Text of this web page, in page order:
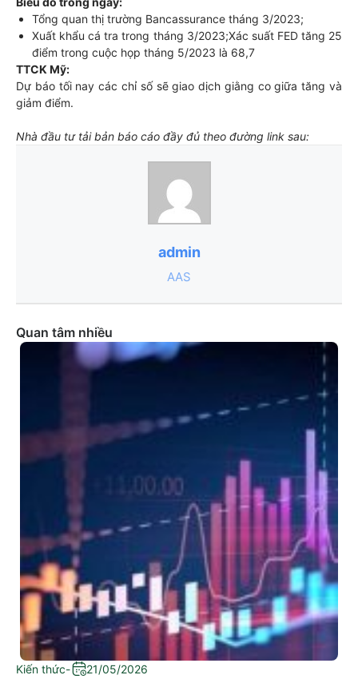
Tổng quan thị trường Bancassurance tháng 3/2023;
Xuất khẩu cá tra trong tháng 3/2023;Xác suất FED tăng 25
điểm trong cuộc họp tháng 5/2023 là 68,7
TTCK Mỹ:
Dự báo tối nay các chỉ số sẽ giao dịch giằng co giữa tăng và
giảm điểm.
Nhà đầu tư tải bản báo cáo đầy đủ theo đường link sau:
admin
AAS
Quan tâm nhiều
Kiến thức-
21/05/2026